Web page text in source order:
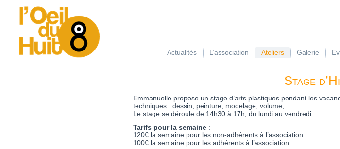
Actualités L’association Ateliers Galerie
Stage
Emmanuelle propose un stage d’arts plastiques pendant les
techniques : dessin, peinture, modelage, volume, …
Le stage se déroule de 14h30 à 17h, du lundi au vendredi.
Tarifs pour la semaine :
120€ la semaine pour les non-adhérents à l’association
100€ la semaine pour les adhérents à l’association